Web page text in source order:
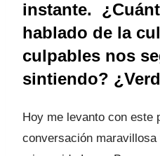
instante.
hablado de la
culpables nos
sintiendo?
Hoy me levanto con este
conversación